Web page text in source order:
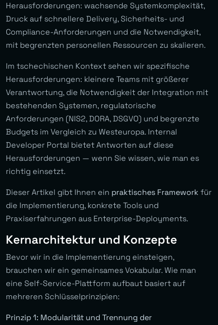
Herausforderungen: wachsende Systemkomplexität,
Druck auf schnellere Delivery, Sicherheits- und
Compliance-Anforderungen und die Notwendigkeit,
mit begrenzten personellen Ressourcen zu skalieren.
Im tschechischen Kontext sehen wir spezifische
Herausforderungen: kleinere Teams mit größerer
Verantwortung, die Notwendigkeit der Integration mit
bestehenden Systemen, regulatorische
Anforderungen (NIS2, DORA, DSGVO) und begrenzte
Budgets im Vergleich zu Westeuropa. Internal
Developer Portal bietet Antworten auf diese
Herausforderungen — wenn Sie wissen, wie man es
richtig einsetzt.
Dieser Artikel gibt Ihnen ein praktisches Framework für
die Implementierung, konkrete Tools und
Praxiserfahrungen aus Enterprise-Deployments.
Kernarchitektur und Konzepte
Bevor wir in die Implementierung einsteigen,
brauchen wir ein gemeinsames Vokabular. Wie man
eine Self-Service-Plattform aufbaut basiert auf
mehreren Schlüsselprinzipien:
Prinzip 1: Modularität und Trennung der